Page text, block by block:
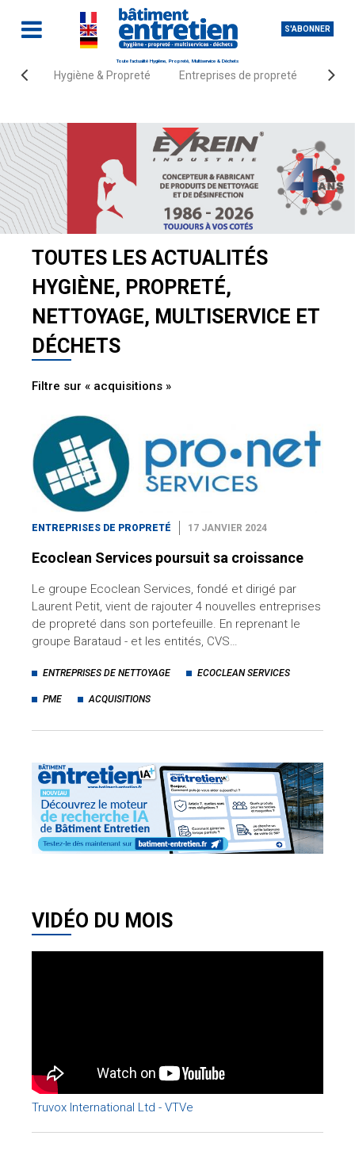
S'ABONNER
Toute l'actualité Hygiène, Propreté, Multiservice & Déchets
Hygiène & Propreté Entreprises de propreté
Accueil Actualités
TOUTES LES ACTUALITÉS
HYGIÈNE, PROPRETÉ,
NETTOYAGE, MULTISERVICE ET
DÉCHETS
Filtre sur « acquisitions »
ENTREPRISES DE PROPRETÉ 17 JANVIER 2024
Ecoclean Services poursuit sa croissance
Le groupe Ecoclean Services, fondé et dirigé par
Laurent Petit, vient de rajouter 4 nouvelles entreprises
de propreté dans son portefeuille. En reprenant le
groupe Barataud - et les entités, CVS…
ENTREPRISES DE NETTOYAGE ECOCLEAN SERVICES
PME ACQUISITIONS
VIDÉO DU MOIS
Truvox International Ltd - VTVe